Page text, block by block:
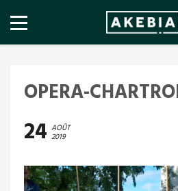
OPERA-
24 AOÛT
2019